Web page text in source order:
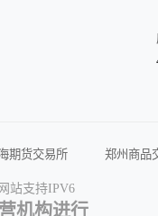
期货交易所
郑州商品
所-期权 期货交易软件
站支持IPV6
机构进行